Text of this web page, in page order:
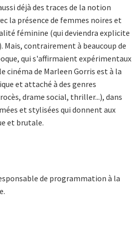
déjà des traces de la notion
la présence de femmes noires et
féminine (qui deviendra explicite
). Mais, contrairement à beaucoup de
qui s'affirmaient expérimentaux
cinéma de Marleen Gorris est à la
et attaché à des genres
drame social, thriller...), dans
et stylisées qui donnent aux
et brutale.
de programmation à la